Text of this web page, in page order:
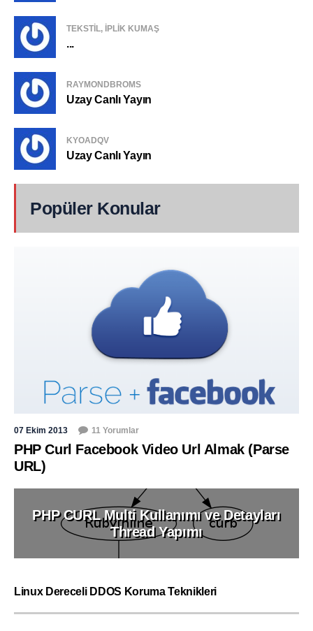
TEKSTIL, IPLIK KUMAŞ
...
RAYMONDBROMS
Uzay Canlı Yayın
KYOADQV
Uzay Canlı Yayın
Popüler Konular
07 Ekim 2013 11 Yorumlar
PHP Curl Facebook Video Url Almak (Parse
URL)
PHP CURL Multi Kullanımı ve Detayları
Thread Yapımı
Linux Dereceli DDOS Koruma Teknikleri